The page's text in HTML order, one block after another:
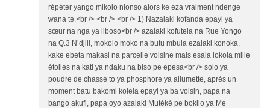
répéter yango mikolo nionso alors ke eza vraiment ndenge
wana te.<br /> <br /> <br /> 1) Nazalaki kofanda epayi ya
sœur na nga ya liboso<br /> azalaki kofutela na Rue Yongo
na Q.3 N’djili, mokolo moko na butu mbula ezalaki konoka,
kake ebeta makasi na parcelle voisine mais esala lokola mille
étoiles na kati ya ndaku na biso pe epesa<br /> solo ya
poudre de chasse to ya phosphore ya allumette, après un
moment batu bakomi kolela epayi ya ba voisin, papa na
bango akufi, papa oyo azalaki Mutéké pe bokilo ya Me